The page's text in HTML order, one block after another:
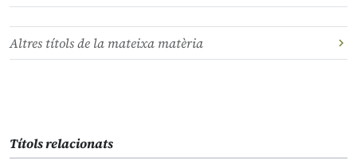
Altres títols de la mateixa matèria
Títols relacionats